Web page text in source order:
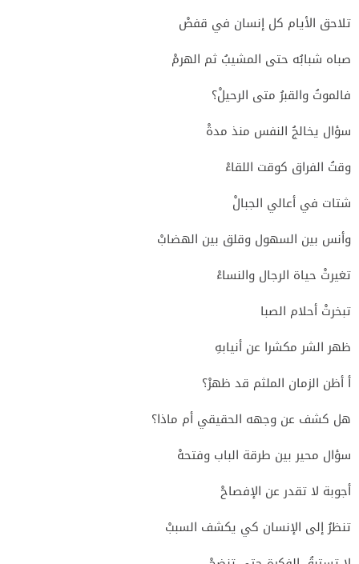
تلاحق الأيام كل إنسان في قفصْ
صباه شبابُه حتى المشيبُ ثم الهرمْ
فالموتُ والقبرُ متى الرحيلْ؟
سؤال يخالجُ النفس منذ مدةْ
وقتُ الفراق كوقت اللقاءْ
شتات في أعالي الجبالْ
وأنس بين السهول وقلق بين الهضابْ
تغيرتْ حياة الرجال والنساءْ
تبخرتْ أحلام الصبا
ظهر الشر مكشرا عن أنيابهِ
أ أظن الزمان الملثم قد ظهرْ؟
هل كشف عن وجهه الحقيقي أم ماذا؟
سؤال محير بين طرقة الباب وفتحهْ
أجوبة لا تقدر عن الإفصاحْ
تنظرُ إلى الإنسان كي يكشف السببْ